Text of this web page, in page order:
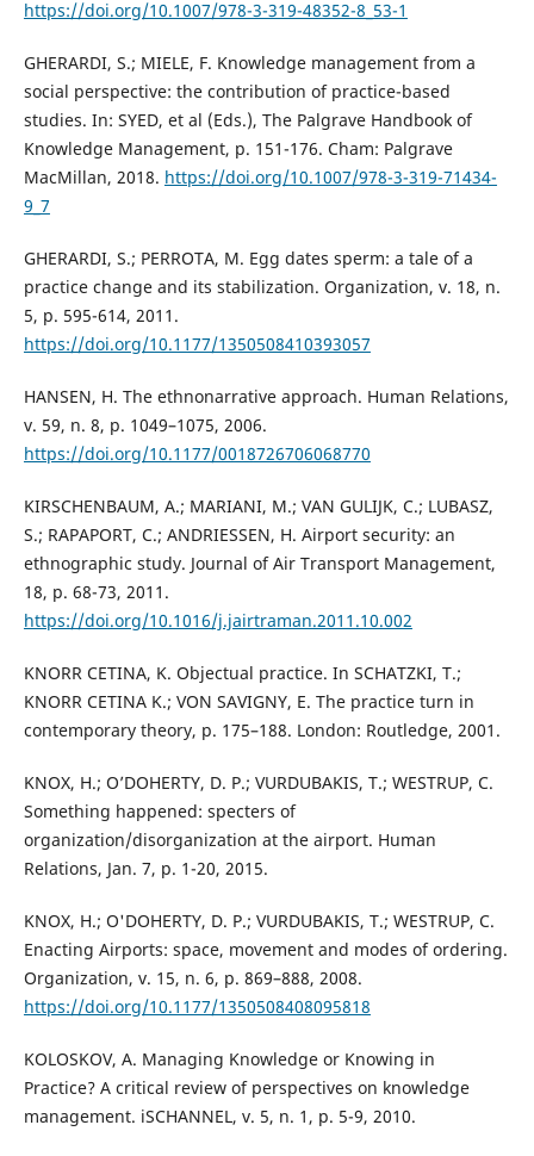
https://doi.org/10.1007/978-3-319-48352-8_53-1
GHERARDI, S.; MIELE, F. Knowledge management from a
social perspective: the contribution of practice-based
studies. In: SYED, et al (Eds.), The Palgrave Handbook of
Knowledge Management, p. 151-176. Cham: Palgrave
MacMillan, 2018. https://doi.org/10.1007/978-3-319-71434-
9_7
GHERARDI, S.; PERROTA, M. Egg dates sperm: a tale of a
practice change and its stabilization. Organization, v. 18, n.
5, p. 595-614, 2011.
https://doi.org/10.1177/1350508410393057
HANSEN, H. The ethnonarrative approach. Human Relations,
v. 59, n. 8, p. 1049–1075, 2006.
https://doi.org/10.1177/0018726706068770
KIRSCHENBAUM, A.; MARIANI, M.; VAN GULIJK, C.; LUBASZ,
S.; RAPAPORT, C.; ANDRIESSEN, H. Airport security: an
ethnographic study. Journal of Air Transport Management,
18, p. 68-73, 2011.
https://doi.org/10.1016/j.jairtraman.2011.10.002
KNORR CETINA, K. Objectual practice. In SCHATZKI, T.;
KNORR CETINA K.; VON SAVIGNY, E. The practice turn in
contemporary theory, p. 175–188. London: Routledge, 2001.
KNOX, H.; O’DOHERTY, D. P.; VURDUBAKIS, T.; WESTRUP, C.
Something happened: specters of
organization/disorganization at the airport. Human
Relations, Jan. 7, p. 1-20, 2015.
KNOX, H.; O'DOHERTY, D. P.; VURDUBAKIS, T.; WESTRUP, C.
Enacting Airports: space, movement and modes of ordering.
Organization, v. 15, n. 6, p. 869–888, 2008.
https://doi.org/10.1177/1350508408095818
KOLOSKOV, A. Managing Knowledge or Knowing in
Practice? A critical review of perspectives on knowledge
management. iSCHANNEL, v. 5, n. 1, p. 5-9, 2010.